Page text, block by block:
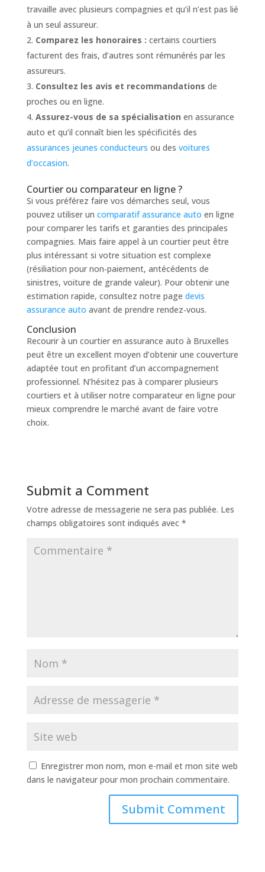
travaille avec plusieurs compagnies et qu’il n’est pas lié
à un seul assureur.
Comparez les honoraires : certains courtiers
facturent des frais, d’autres sont rémunérés par les
assureurs.
Consultez les avis et recommandations de
proches ou en ligne.
Assurez-vous de sa spécialisation en assurance
auto et qu’il connaît bien les spécificités des
assurances jeunes conducteurs ou des voitures
d’occasion.
Courtier ou comparateur en ligne ?
Si vous préférez faire vos démarches seul, vous
pouvez utiliser un comparatif assurance auto en ligne
pour comparer les tarifs et garanties des principales
compagnies. Mais faire appel à un courtier peut être
plus intéressant si votre situation est complexe
(résiliation pour non‑paiement, antécédents de
sinistres, voiture de grande valeur). Pour obtenir une
estimation rapide, consultez notre page devis
assurance auto avant de prendre rendez‑vous.
Conclusion
Recourir à un courtier en assurance auto à Bruxelles
peut être un excellent moyen d’obtenir une couverture
adaptée tout en profitant d’un accompagnement
professionnel. N’hésitez pas à comparer plusieurs
courtiers et à utiliser notre comparateur en ligne pour
mieux comprendre le marché avant de faire votre
choix.
Submit a Comment
Votre adresse de messagerie ne sera pas publiée. Les
champs obligatoires sont indiqués avec *
Enregistrer mon nom, mon e-mail et mon site web
dans le navigateur pour mon prochain commentaire.